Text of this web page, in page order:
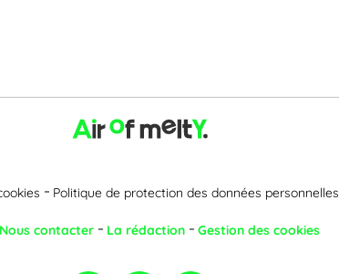
Politique de protection des données personnelles
Nous contacter La rédaction Gestion des cookies